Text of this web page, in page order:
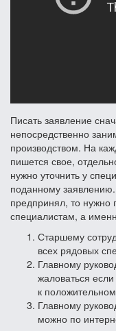
Писать заявление
непосредственно
производством. На
пишется свое,
нужно уточнить у
поданному
предпринял, то нужно
специалистам, а
Старшему
всех рядовых
Главному
жаловаться
к
Главному
можно по